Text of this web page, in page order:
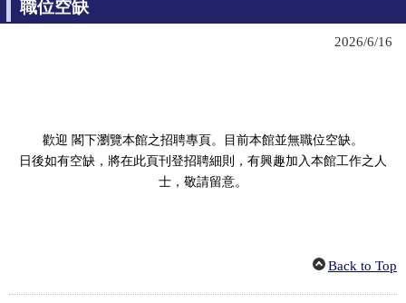
職位空缺
2026/6/16
歡迎 閣下瀏覽本館之招聘專頁。目前本館並無職位空缺。
日後如有空缺，將在此頁刊登招聘細則，有興趣加入本館工作之人
士，敬請留意。
Back to Top